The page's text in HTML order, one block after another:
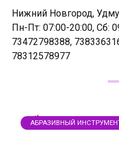
Нижний Новгород,
Пн-Пт: 07:00-20:00, Сб:
73472798388,
78312578977
АБРАЗИВНЫЙ